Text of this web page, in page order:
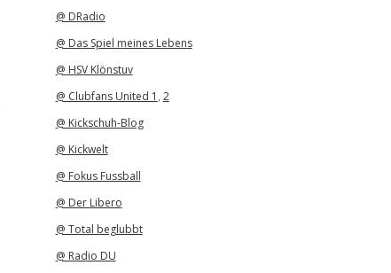
@ DRadio
@ Das Spiel meines Lebens
@ HSV Klönstuv
@ Clubfans United 1 , 2
@ Kickschuh-Blog
@ Kickwelt
@ Fokus Fussball
@ Der Libero
@ Total beglubbt
@ Radio DU